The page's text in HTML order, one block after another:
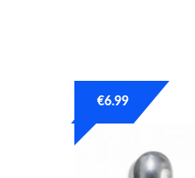
€6.99